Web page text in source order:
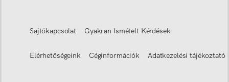
Sajtókapcsolat Gyakran Ismételt Kérdések
Elérhetőségeink Céginformációk Adatkezelési tájékoztató